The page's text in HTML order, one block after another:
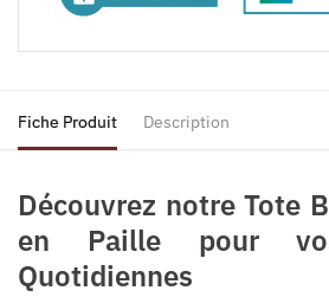
Fiche Produit Description
Découvrez notre Tote
en Paille pour
Quotidiennes